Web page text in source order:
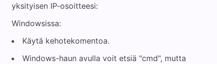
yksityisen IP-osoitteesi:
Windowsissa:
Käytä kehotekomentoa.
Windows-haun avulla voit etsiä "cmd", mutta